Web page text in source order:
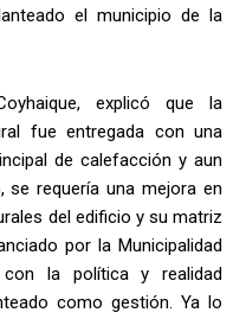
el municipio de la
explicó que la
fue entregada con una
de calefacción y aun
requería una mejora en
del edificio y su matriz
por la Municipalidad
la política y realidad
como gestión. Ya lo